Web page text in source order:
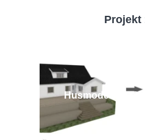
Projekt
Husmodell 1042